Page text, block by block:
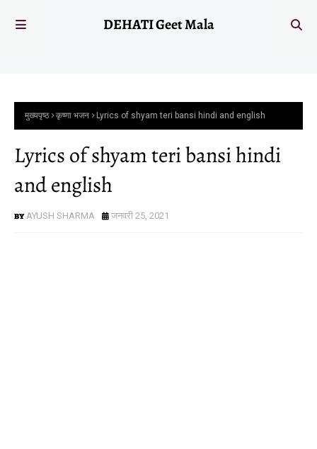
DEHATI Geet Mala
मुख्यपृष्ठ कृष्णा भजन Lyrics of shyam teri bansi hindi and english
Lyrics of shyam teri bansi hindi
and english
AYUSH SHARMA जनवरी 25, 2021